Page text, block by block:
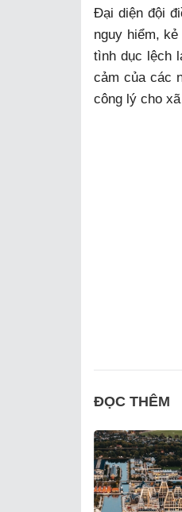
Đại diện đội
nguy hiểm,
tình dục lệch
cảm của các
công lý cho
ĐỌC THÊM